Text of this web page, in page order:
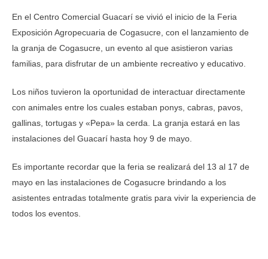
En el Centro Comercial Guacarí se vivió el inicio de la Feria
Exposición Agropecuaria de Cogasucre, con el lanzamiento de
la granja de Cogasucre, un evento al que asistieron varias
familias, para disfrutar de un ambiente recreativo y educativo.
Los niños tuvieron la oportunidad de interactuar directamente
con animales entre los cuales estaban ponys, cabras, pavos,
gallinas, tortugas y «Pepa» la cerda. La granja estará en las
instalaciones del Guacarí hasta hoy 9 de mayo.
Es importante recordar que la feria se realizará del 13 al 17 de
mayo en las instalaciones de Cogasucre brindando a los
asistentes entradas totalmente gratis para vivir la experiencia de
todos los eventos.